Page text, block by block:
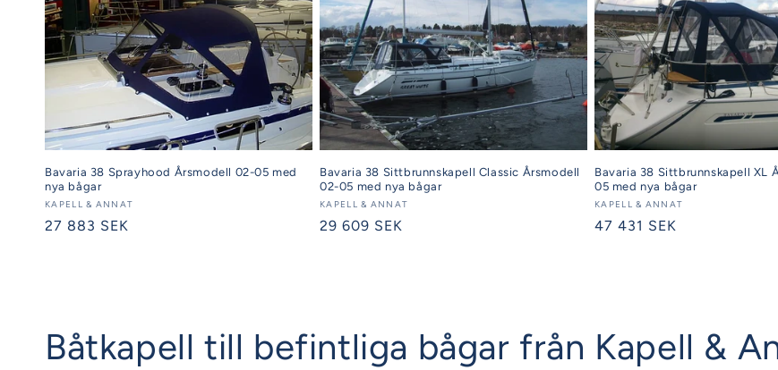
Bavaria 38 Sprayhood Årsmodell 02-05 med
nya bågar
Säljare:
KAPELL & ANNAT
Ordinarie
27 883 SEK
Bavaria 38 Sittbrunnskapell Classic Årsmodell
02-05 med nya bågar
Säljare:
KAPELL & ANNAT
Ordinarie
29 609 SEK
Bavaria 38 Sittbrunnskapell XL
05 med nya bågar
Säljare:
KAPELL & ANNAT
Ordinarie
47 431 SEK
Båtkapell till befintliga bågar från Kapell &